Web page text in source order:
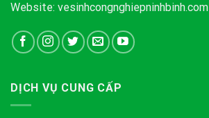
Website: vesinhcongnghiepninhbinh.com
DỊCH VỤ CUNG CẤP